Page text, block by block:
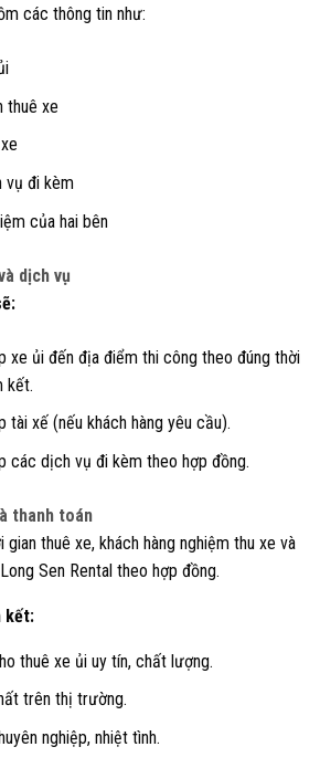
các thông tin như:
thuê xe
vụ đi kèm
của hai bên
dịch vụ
xe ủi đến địa điểm thi công theo đúng thời
kết.
tài xế (nếu khách hàng yêu cầu).
các dịch vụ đi kèm theo hợp đồng.
thanh toán
thuê xe, khách hàng nghiệm thu xe và
Sen Rental theo hợp đồng.
kết:
thuê xe ủi uy tín, chất lượng.
trên thị trường.
nghiệp, nhiệt tình.